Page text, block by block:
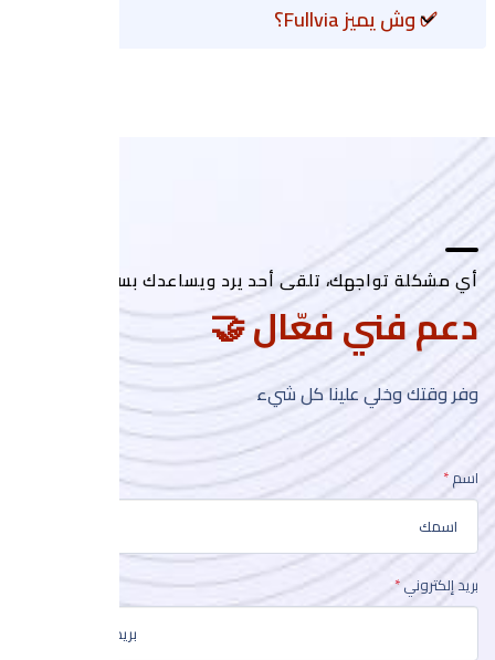
✅ وش يميز Fullvia؟
أي مشكلة تواجهك، تلقى أحد يرد ويساعدك بسرعة.
دعم فني فعّال 🤝
وفر وقتك وخلي علينا كل شيء
اسم
بريد إلكتروني